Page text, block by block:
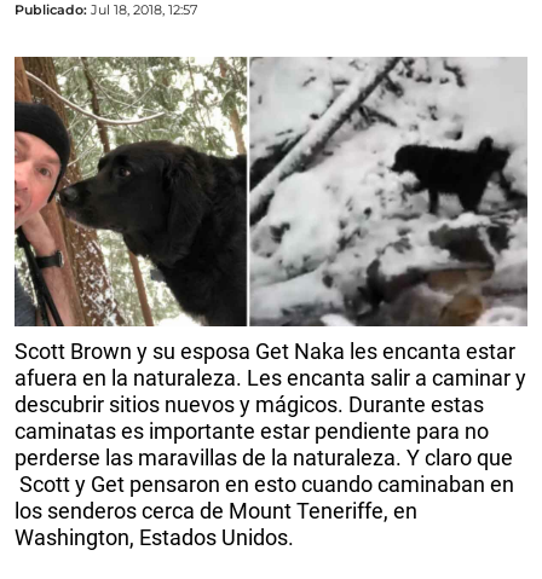
Publicado: Jul 18, 2018, 12:57
Scott Brown y su esposa Get Naka les encanta estar
afuera en la naturaleza. Les encanta salir a caminar y
descubrir sitios nuevos y mágicos. Durante estas
caminatas es importante estar pendiente para no
perderse las maravillas de la naturaleza. Y claro que
Scott y Get pensaron en esto cuando caminaban en
los senderos cerca de Mount Teneriffe, en
Washington, Estados Unidos.